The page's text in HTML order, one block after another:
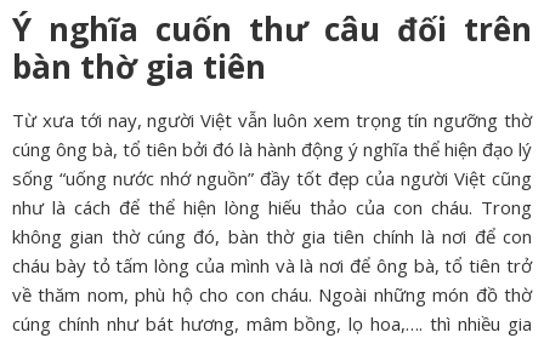
Ý nghĩa cuốn thư câu đối trên
bàn thờ gia tiên
Từ xưa tới nay, người Việt vẫn luôn xem trọng tín ngưỡng thờ
cúng ông bà, tổ tiên bởi đó là hành động ý nghĩa thể hiện đạo lý
sống “uống nước nhớ nguồn” đầy tốt đẹp của người Việt cũng
như là cách để thể hiện lòng hiếu thảo của con cháu. Trong
không gian thờ cúng đó, bàn thờ gia tiên chính là nơi để con
cháu bày tỏ tấm lòng của mình và là nơi để ông bà, tổ tiên trở
về thăm nom, phù hộ cho con cháu. Ngoài những món đồ thờ
cúng chính như bát hương, mâm bồng, lọ hoa,…. thì nhiều gia